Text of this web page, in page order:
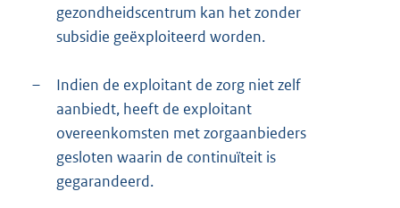
gezondheidscentrum kan het zonder
subsidie geëxploiteerd worden.
–
Indien de exploitant de zorg niet zelf
aanbiedt, heeft de exploitant
overeenkomsten met zorgaanbieders
gesloten waarin de continuïteit is
gegarandeerd.